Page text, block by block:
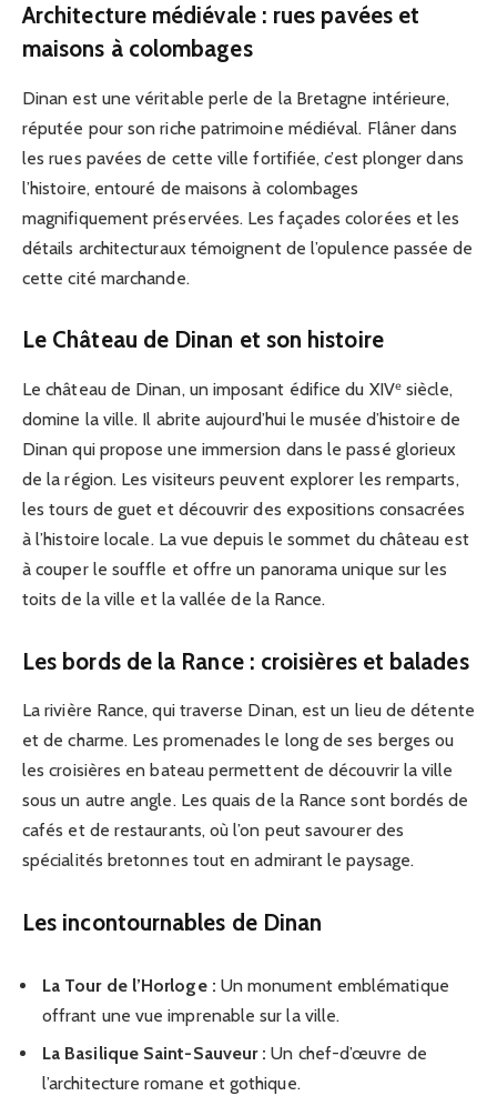
Architecture médiévale : rues pavées et
maisons à colombages
Dinan est une véritable perle de la Bretagne intérieure,
réputée pour son riche patrimoine médiéval. Flâner dans
les rues pavées de cette ville fortifiée, c’est plonger dans
l’histoire, entouré de maisons à colombages
magnifiquement préservées. Les façades colorées et les
détails architecturaux témoignent de l’opulence passée de
cette cité marchande.
Le Château de Dinan et son histoire
Le château de Dinan, un imposant édifice du XIVᵉ siècle,
domine la ville. Il abrite aujourd’hui le musée d’histoire de
Dinan qui propose une immersion dans le passé glorieux
de la région. Les visiteurs peuvent explorer les remparts,
les tours de guet et découvrir des expositions consacrées
à l’histoire locale. La vue depuis le sommet du château est
à couper le souffle et offre un panorama unique sur les
toits de la ville et la vallée de la Rance.
Les bords de la Rance : croisières et balades
La rivière Rance, qui traverse Dinan, est un lieu de détente
et de charme. Les promenades le long de ses berges ou
les croisières en bateau permettent de découvrir la ville
sous un autre angle. Les quais de la Rance sont bordés de
cafés et de restaurants, où l’on peut savourer des
spécialités bretonnes tout en admirant le paysage.
Les incontournables de Dinan
La Tour de l’Horloge : Un monument emblématique
offrant une vue imprenable sur la ville.
La Basilique Saint-Sauveur : Un chef-d’œuvre de
l’architecture romane et gothique.